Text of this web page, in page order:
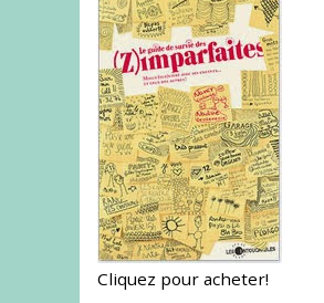
Cliquez pour acheter!